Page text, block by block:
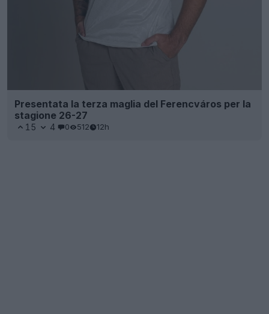
Presentata la terza maglia del Ferencváros per la
stagione 26-27
15 4 0 512 12h